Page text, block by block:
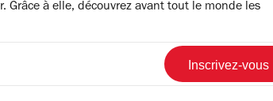
Grâce à elle, découvrez avant tout le monde les